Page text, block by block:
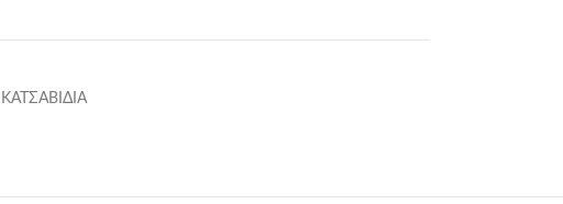
ΚΑΤΣΑΒΙΔΙΑ